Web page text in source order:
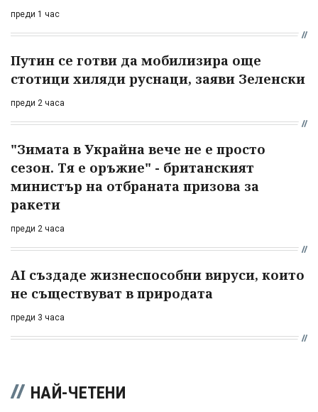
преди 1 час
Путин се готви да мобилизира още
стотици хиляди руснаци, заяви Зеленски
преди 2 часа
"Зимата в Украйна вече не е просто
сезон. Тя е оръжие" - британският
министър на отбраната призова за
ракети
преди 2 часа
AI създаде жизнеспособни вируси, които
не съществуват в природата
преди 3 часа
НАЙ-ЧЕТЕНИ